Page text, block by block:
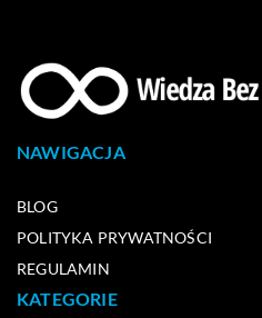
NAWIGACJA
BLOG
POLITYKA PRYWATNOŚCI
REGULAMIN
KATEGORIE